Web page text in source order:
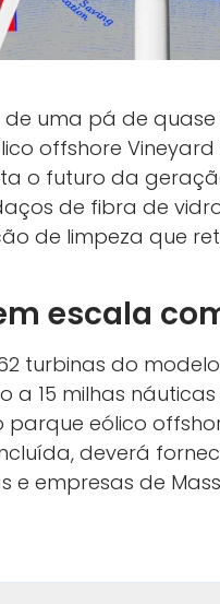
uma pá de quase
offshore Vineyard
o futuro da
de fibra de
de limpeza que
escala
turbinas do
15 milhas
eólico
deverá
e empresas de